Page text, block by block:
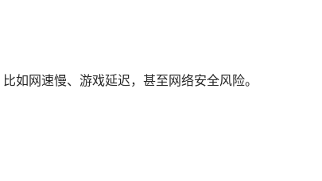
如网速慢、游戏延迟，甚至网络安全风险。